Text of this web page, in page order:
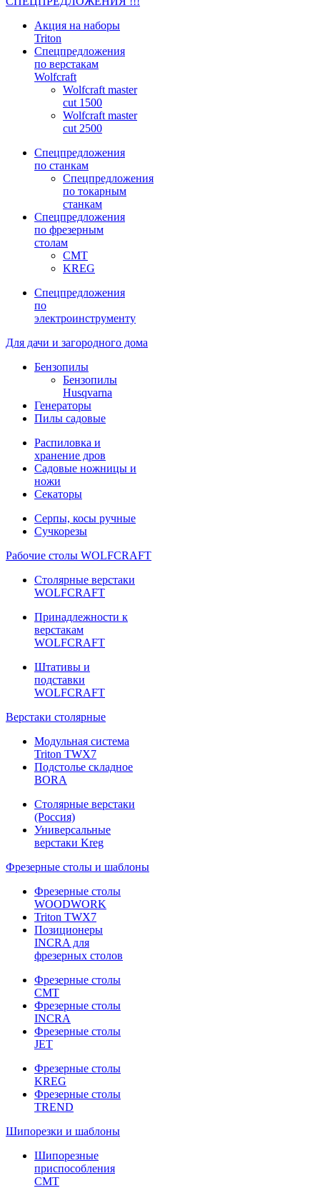
Акция на наборы
Triton
Спецпредложения
по верстакам
Wolfcraft
Wolfcraft master
cut 1500
Wolfcraft master
cut 2500
Спецпредложения
по станкам
Спецпредложения
по токарным
станкам
Спецпредложения
по фрезерным
столам
CMT
KREG
Спецпредложения
по
электроинструменту
Для дачи и загородного дома
Бензопилы
Бензопилы
Husqvarna
Генераторы
Пилы садовые
Распиловка и
хранение дров
Садовые ножницы и
ножи
Секаторы
Серпы, косы ручные
Сучкорезы
Рабочие столы WOLFCRAFT
Столярные верстаки
WOLFCRAFT
Принадлежности к
верстакам
WOLFCRAFT
Штативы и
подставки
WOLFCRAFT
Верстаки столярные
Модульная система
Triton TWX7
Подстолье складное
BORA
Столярные верстаки
(Россия)
Универсальные
верстаки Kreg
Фрезерные столы и шаблоны
Фрезерные столы
WOODWORK
Triton TWX7
Позиционеры
INCRA для
фрезерных столов
Фрезерные столы
CMT
Фрезерные столы
INCRA
Фрезерные столы
JET
Фрезерные столы
KREG
Фрезерные столы
TREND
Шипорезки и шаблоны
Шипорезные
приспособления
CMT